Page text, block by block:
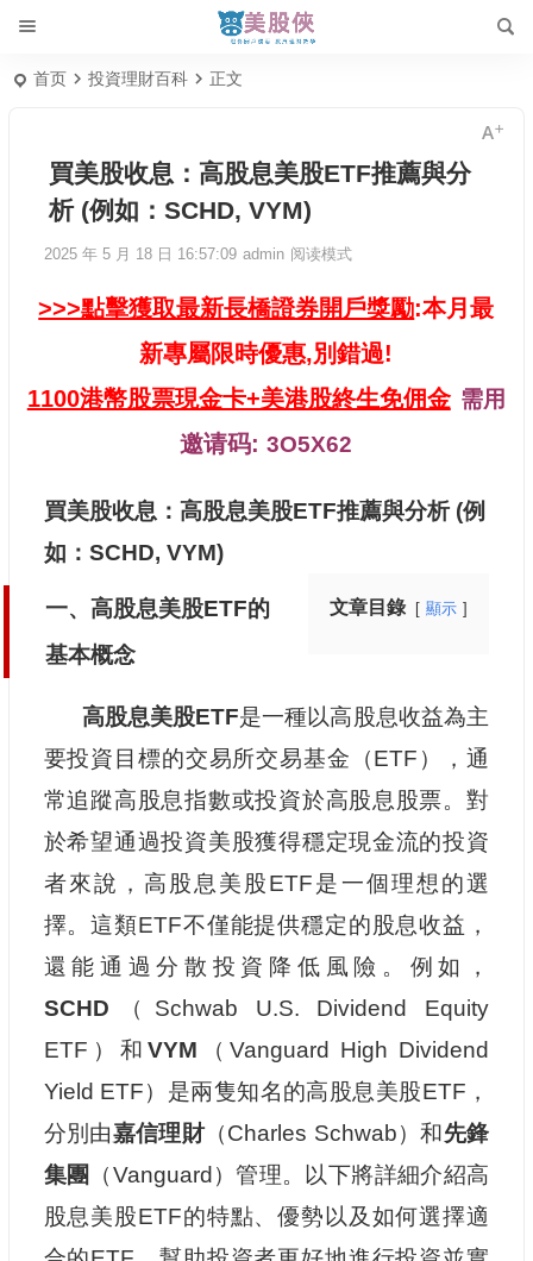
首页 投資理財百科 正文
買美股收息：高股息美股ETF推薦與分
析 (例如：SCHD, VYM)
2025 年 5 月 18 日 16:57:09 admin 阅读模式
>>>點擊獲取最新長橋證券開戶獎勵:本月最
新專屬限時優惠,別錯過!
1100港幣股票現金卡+美港股終生免佣金 需用
邀请码:3O5X62
買美股收息：高股息美股ETF推薦與分析 (例
如：SCHD, VYM)
文章目錄 顯示
一、高股息美股ETF的
基本概念
高股息美股ETF是一種以高股息收益為主
要投資目標的交易所交易基金（ETF），通
常追蹤高股息指數或投資於高股息股票。對
於希望通過投資美股獲得穩定現金流的投資
者來說，高股息美股ETF是一個理想的選
擇。這類ETF不僅能提供穩定的股息收益，
還能通過分散投資降低風險。例如，
SCHD （Schwab U.S. Dividend Equity
ETF）和 VYM （Vanguard High Dividend
Yield ETF）是兩隻知名的高股息美股ETF，
分別由嘉信理財（Charles Schwab）和先鋒
集團
（Vanguard）管理。以下將詳細介紹高
股息美股ETF的特點、優勢以及如何選擇適